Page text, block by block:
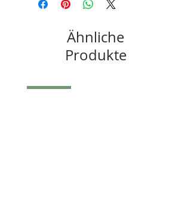
Ähnliche
Produkte
UNIKAT